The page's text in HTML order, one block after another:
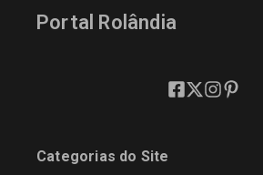
Portal Rolândia
Categorias do Site